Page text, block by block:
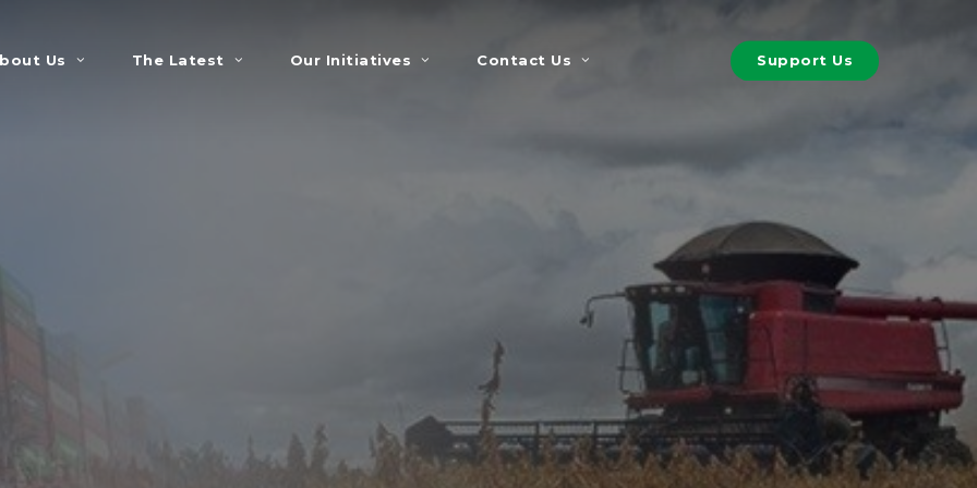
Us The Latest Our Initiatives Contact Us Support Us